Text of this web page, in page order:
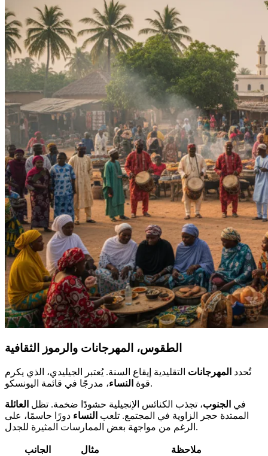
الطقوس، المهرجانات والرموز الثقافية
تُحدد المهرجانات التقليدية إيقاع السنة. يُعتبر الجيليدي، الذي يكرم
قوة النساء ، مدرجًا في قائمة اليونسكو.
في الجنوب، تجذب الكنائس الإنجيلية حشودًا ضخمة. تظل العائلة
الممتدة حجر الزاوية في المجتمع. تلعب النساء دورًا حاسمًا، على
الرغم من مواجهة بعض الممارسات المثيرة للجدل.
الجانب مثال
ملاحظة